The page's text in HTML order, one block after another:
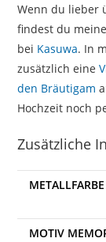
Wenn du lieber
findest du
bei Kasuwa. In
zusätzlich eine
den Bräutigam
Hochzeit noch
Zusätzliche
METALLFARBE
MOTIV